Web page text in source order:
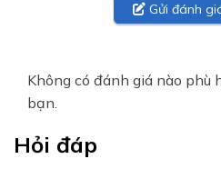
Gửi đánh
Không có đánh giá nào phù
bạn.
Hỏi đáp